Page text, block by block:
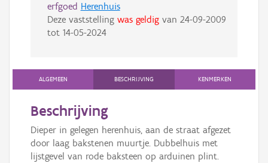
erfgoed Herenhuis
Deze vaststelling was geldigvan 24-09-2009
tot 14-05-2024
ALGEMEEN BESCHRIJVING KENMERKEN
Beschrijving
Dieper in gelegen herenhuis, aan de straat afgezet
door laag bakstenen muurtje. Dubbelhuis met
lijstgevel van rode baksteen op arduinen plint.